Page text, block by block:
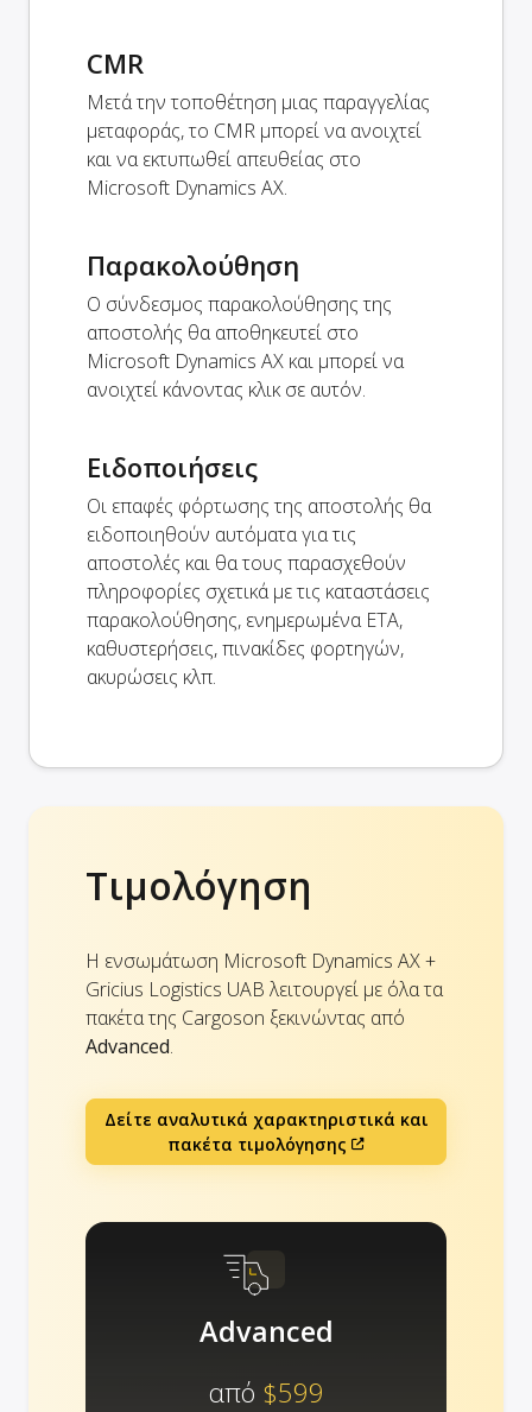
CMR
Μετά την τοποθέτηση μιας παραγγελίας
μεταφοράς, το CMR μπορεί να ανοιχτεί
και να εκτυπωθεί απευθείας στο
Microsoft Dynamics AX.
Παρακολούθηση
Ο σύνδεσμος παρακολούθησης της
αποστολής θα αποθηκευτεί στο
Microsoft Dynamics AX και μπορεί να
ανοιχτεί κάνοντας κλικ σε αυτόν.
Ειδοποιήσεις
Οι επαφές φόρτωσης της αποστολής θα
ειδοποιηθούν αυτόματα για τις
αποστολές και θα τους παρασχεθούν
πληροφορίες σχετικά με τις καταστάσεις
παρακολούθησης, ενημερωμένα ETA,
καθυστερήσεις, πινακίδες φορτηγών,
ακυρώσεις κλπ.
Τιμολόγηση
Η ενσωμάτωση Microsoft Dynamics AX +
Gricius Logistics UAB λειτουργεί με όλα τα
πακέτα της Cargoson ξεκινώντας από
Advanced.
Δείτε αναλυτικά χαρακτηριστικά και
πακέτα τιμολόγησης
Advanced
από $599